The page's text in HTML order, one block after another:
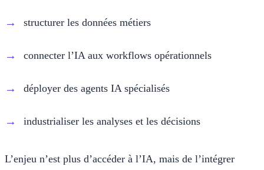
structurer les données métiers
connecter l’IA aux workflows opérationnels
déployer des agents IA spécialisés
industrialiser les analyses et les décisions
L’enjeu n’est plus d’accéder à l’IA, mais de l’intégrer